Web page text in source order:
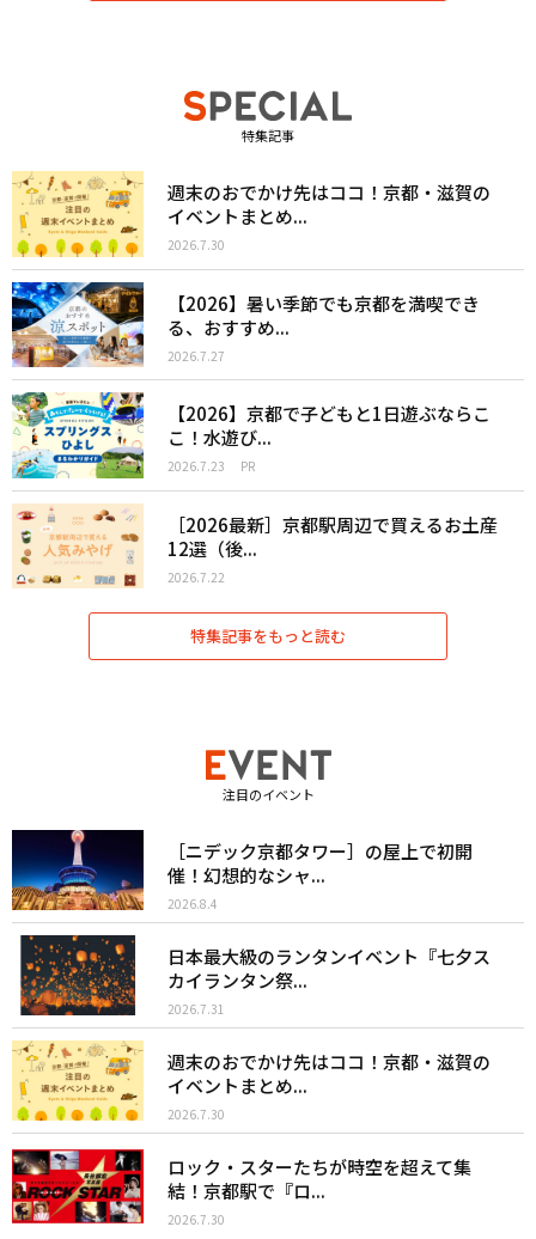
特集記事
週末のおでかけ先はココ！京都・滋賀の
イベントまとめ...
2026.7.30
【2026】暑い季節でも京都を満喫でき
る、おすすめ...
2026.7.27
【2026】京都で子どもと1日遊ぶならこ
こ！水遊び...
2026.7.23 PR
［2026最新］京都駅周辺で買えるお土産
12選（後...
2026.7.22
特集記事をもっと読む
注目のイベント
［ニデック京都タワー］の屋上で初開
催！幻想的なシャ...
2026.8.4
日本最大級のランタンイベント『七夕ス
カイランタン祭...
2026.7.31
週末のおでかけ先はココ！京都・滋賀の
イベントまとめ...
2026.7.30
ロック・スターたちが時空を超えて集
結！京都駅で『ロ...
2026.7.30